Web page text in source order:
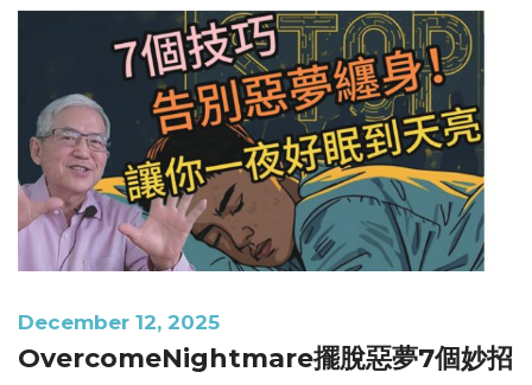
December 12, 2025
OvercomeNightmare擺脫惡夢7個妙招